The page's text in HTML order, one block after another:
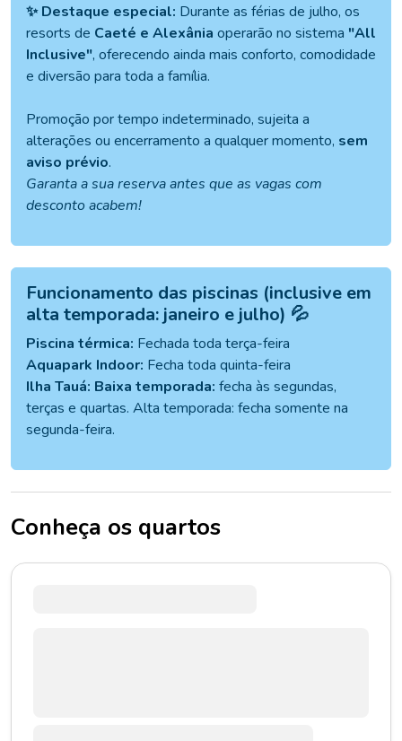
✨ Destaque especial: Durante as férias de julho, os
resorts de Caeté e Alexânia operarão no sistema "All
Inclusive", oferecendo ainda mais conforto, comodidade
e diversão para toda a família.
Promoção por tempo indeterminado, sujeita a
alterações ou encerramento a qualquer momento, sem
aviso prévio.
Garanta a sua reserva antes que as vagas com
desconto acabem!
Funcionamento das piscinas (inclusive em
alta temporada: janeiro e julho) 💦
Piscina térmica: Fechada toda terça-feira
Aquapark Indoor: Fecha toda quinta-feira
Ilha Tauá: Baixa temporada: fecha às segundas,
terças e quartas. Alta temporada: fecha somente na
segunda-feira.
Conheça os quartos